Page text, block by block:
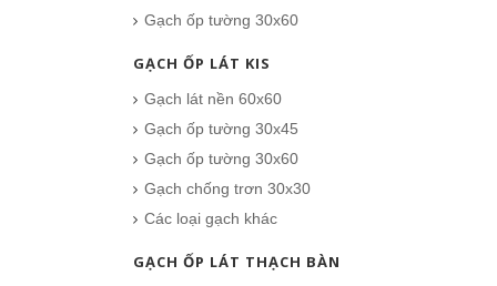
Gạch ốp tường 30x60
GẠCH ỐP LÁT KIS
Gạch lát nền 60x60
Gạch ốp tường 30x45
Gạch ốp tường 30x60
Gạch chống trơn 30x30
Các loại gạch khác
GẠCH ỐP LÁT THẠCH BÀN